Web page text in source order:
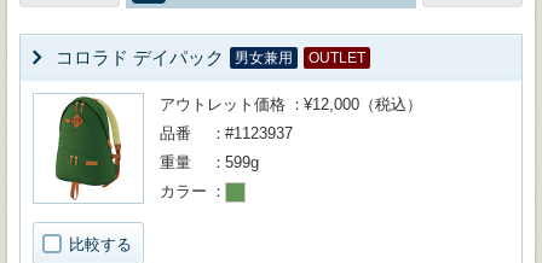
コロラド デイパック 男女兼用 OUTLET
比較する
アウトレット価格
¥12,000（税込）
品番
#1123937
重量
599g
カラー